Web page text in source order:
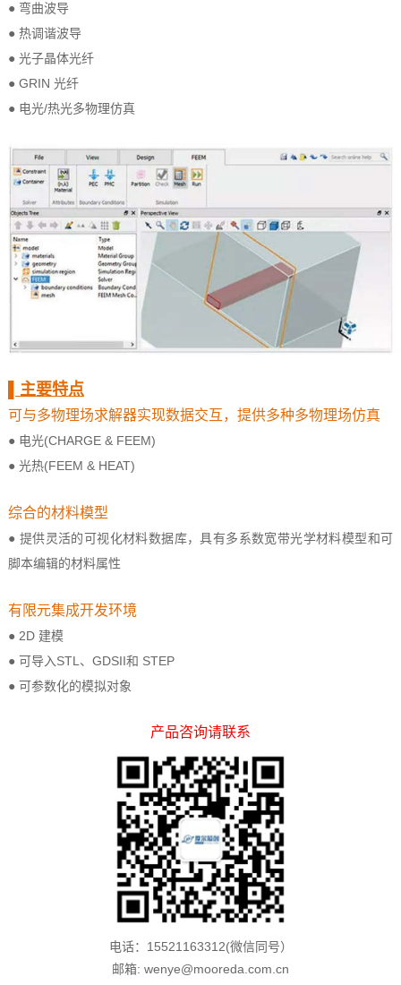
● 弯曲波导
● 热调谐波导
● 光子晶体光纤
● GRIN 光纤
● 电光/热光多物理仿真
主要特点
可与多物理场求解器实现数据交互，提供多种多物理场仿真
● 电光(CHARGE & FEEM)
● 光热(FEEM & HEAT)
综合的材料模型
● 提供灵活的可视化材料数据库，具有多系数宽带光学材料模型和可
脚本编辑的材料属性
有限元集成开发环境
● 2D 建模
● 可导入STL、GDSII和 STEP
● 可参数化的模拟对象
产品咨询请联系
电话：15521163312(微信同号）
邮箱: wenye@mooreda.com.cn